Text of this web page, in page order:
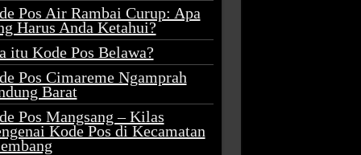
Pos Air Rambai Curup: Apa
Harus Anda Ketahui?
itu Kode Pos Belawa?
Pos Cimareme Ngamprah
Barat
Pos Mangsang – Kilas
Kode Pos di Kecamatan